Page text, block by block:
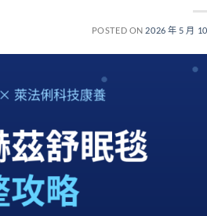
POSTED ON 2026 年 5 月